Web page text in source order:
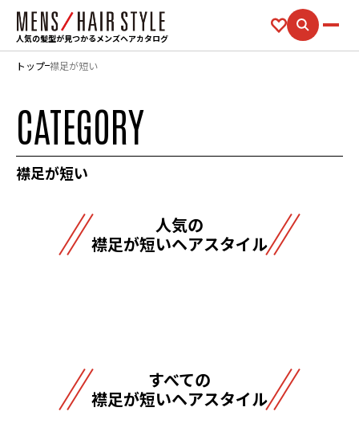
人気の髪型が見つかるメンズヘアカタログ
トップ 襟足が短い
CATEGORY
襟足が短い
人気の
襟足が短いヘアスタイル
すべての
襟足が短いヘアスタイル